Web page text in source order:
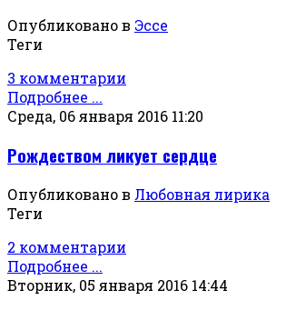
Опубликовано в Эссе
Теги
3 комментарии
Подробнее ...
Среда, 06 января 2016 11:20
Рождеством ликует сердце
Опубликовано в Любовная лирика
Теги
2 комментарии
Подробнее ...
Вторник, 05 января 2016 14:44